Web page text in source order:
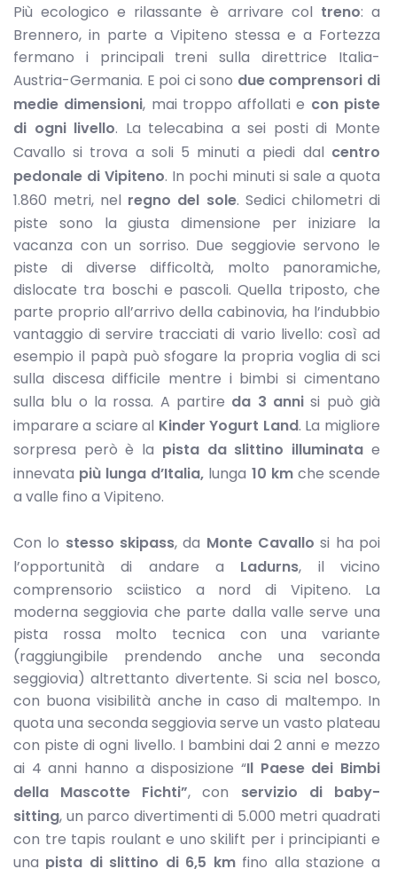
Più ecologico e rilassante è arrivare col treno: a
Brennero, in parte a Vipiteno stessa e a Fortezza
fermano i principali treni sulla direttrice Italia-
Austria-Germania. E poi ci sono due comprensori di
medie dimensioni, mai troppo affollati e con piste
di ogni livello. La telecabina a sei posti di Monte
Cavallo si trova a soli 5 minuti a piedi dal centro
pedonale di Vipiteno. In pochi minuti si sale a quota
1.860 metri, nel regno del sole. Sedici chilometri di
piste sono la giusta dimensione per iniziare la
vacanza con un sorriso. Due seggiovie servono le
piste di diverse difficoltà, molto panoramiche,
dislocate tra boschi e pascoli. Quella triposto, che
parte proprio all’arrivo della cabinovia, ha l’indubbio
vantaggio di servire tracciati di vario livello: così ad
esempio il papà può sfogare la propria voglia di sci
sulla discesa difficile mentre i bimbi si cimentano
sulla blu o la rossa. A partire da 3 annisi può già
imparare a sciare al Kinder Yogurt Land. La migliore
sorpresa però è la pista da slittino illuminata e
innevata più lunga d’Italia, lunga 10 kmche scende
a valle fino a Vipiteno.
Con lo stesso skipass, da Monte Cavallo si ha poi
l’opportunità di andare a Ladurns, il vicino
comprensorio sciistico a nord di Vipiteno. La
moderna seggiovia che parte dalla valle serve una
pista rossa molto tecnica con una variante
(raggiungibile prendendo anche una seconda
seggiovia) altrettanto divertente. Si scia nel bosco,
con buona visibilità anche in caso di maltempo. In
quota una seconda seggiovia serve un vasto plateau
con piste di ogni livello. I bambini dai 2 anni e mezzo
ai 4 anni hanno a disposizione “Il Paese dei Bimbi
della Mascotte Fichti”, con servizio di baby-
sitting, un parco divertimenti di 5.000 metri quadrati
con tre tapis roulant e uno skilift per i principianti e
una pista di slittino di 6,5 kmfino alla stazione a